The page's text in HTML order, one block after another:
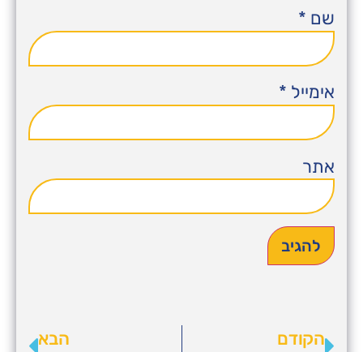
שם *
אימייל *
אתר
הקודם הבא